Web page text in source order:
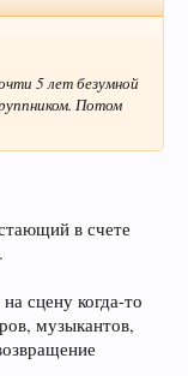
5 лет безумной
Потом
в счете
сцену когда-то
музыкантов,